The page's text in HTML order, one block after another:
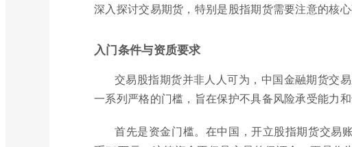
深入探讨交易期货，特别是股指期货需要注意的核
入门条件与资质要求
交易股指期货并非人人可为，中国金融期货交
一系列严格的门槛，旨在保护不具备风险承受能力
首先是资金门槛。在中国，开立股指期货交易